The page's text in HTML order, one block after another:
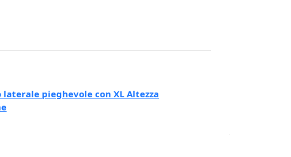
laterale pieghevole con XL Altezza